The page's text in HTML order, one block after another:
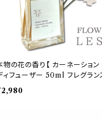
物の花の香り【 カーネーション
ィフューザー 50ml フレグラン
ー レソット.> 香水 枕 国産 消
間 ベッド 睡眠 おやすみ ルー